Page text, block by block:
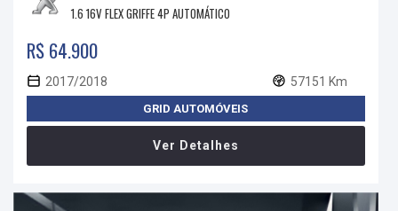
1.6 16V FLEX GRIFFE 4P AUTOMÁTICO
R$ 64.900
2017/2018 57151 Km
GRID AUTOMÓVEIS
Ver Detalhes